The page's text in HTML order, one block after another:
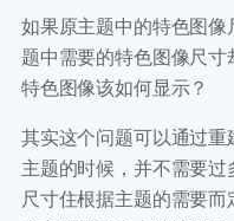
如果原主题中的特色图
题中需要的特色图像尺
特色图像该如何显示？
其实这个问题可以通过
主题的时候，并不需要
尺寸住根据主题的需要